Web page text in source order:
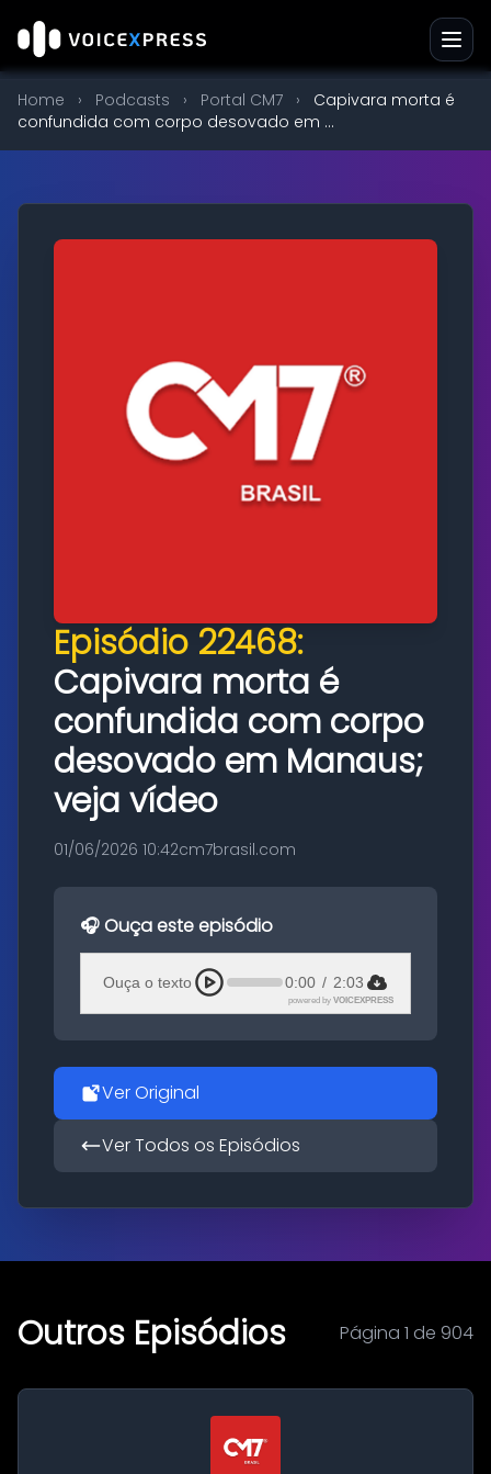
Home › Podcasts › Portal CM7 ›
Capivara morta é
confundida com corpo desovado em ...
Episódio 22468:
Capivara morta é
confundida com corpo
desovado em Manaus;
veja vídeo
01/06/2026 10:42cm7brasil.com
🎧 Ouça este episódio
Ouça o texto 0:00 / 2:03
powered by VOICEXPRESS
Ver Original
Ver Todos os Episódios
Outros Episódios Página 1 de 904